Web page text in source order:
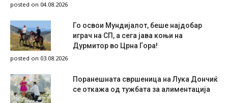
posted on 04.08.2026
Го освои Мундијалот, беше најдобар
играч на СП, а сега јава коњи на
Дурмитор во Црна Гора!
posted on 03.08.2026
Поранешната свршеница на Лука Дончиќ
се откажа од тужбата за алиментација